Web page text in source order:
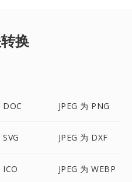
换
DOC JPEG 为 PNG
SVG JPEG 为 DXF
ICO JPEG 为 WEBP